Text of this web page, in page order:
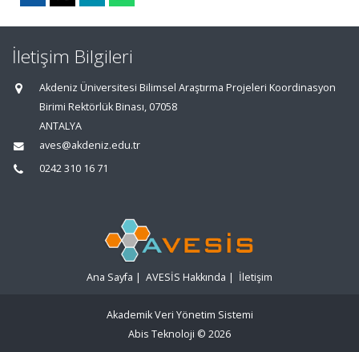
İletişim Bilgileri
Akdeniz Üniversitesi Bilimsel Araştırma Projeleri Koordinasyon
Birimi Rektörlük Binası, 07058
ANTALYA
aves@akdeniz.edu.tr
0242 310 16 71
Ana Sayfa | AVESİS Hakkında | İletişim
Akademik Veri Yönetim Sistemi
Abis Teknoloji © 2026